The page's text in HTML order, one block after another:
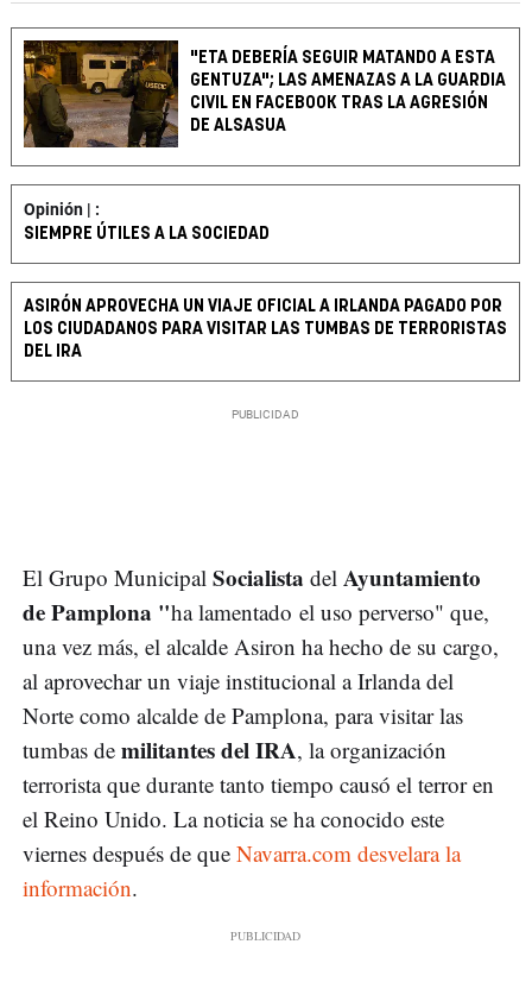
"ETA DEBERÍA SEGUIR MATANDO A ESTA
GENTUZA"; LAS AMENAZAS A LA GUARDIA
CIVIL EN FACEBOOK TRAS LA AGRESIÓN
DE ALSASUA
Opinión | :
SIEMPRE ÚTILES A LA SOCIEDAD
ASIRÓN APROVECHA UN VIAJE OFICIAL A IRLANDA PAGADO POR
LOS CIUDADANOS PARA VISITAR LAS TUMBAS DE TERRORISTAS
DEL IRA
El Grupo Municipal Socialista del Ayuntamiento
de Pamplona "ha lamentado el uso perverso" que,
una vez más, el alcalde Asiron ha hecho de su cargo,
al aprovechar un viaje institucional a Irlanda del
Norte como alcalde de Pamplona, para visitar las
tumbas de militantes del IRA, la organización
terrorista que durante tanto tiempo causó el terror en
el Reino Unido. La noticia se ha conocido este
viernes después de que Navarra.com desvelara la
información.